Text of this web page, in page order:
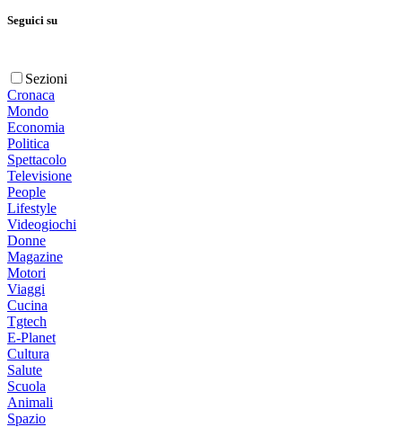
Seguici su
Sezioni
Cronaca
Mondo
Economia
Politica
Spettacolo
Televisione
People
Lifestyle
Videogiochi
Donne
Magazine
Motori
Viaggi
Cucina
Tgtech
E-Planet
Cultura
Salute
Scuola
Animali
Spazio